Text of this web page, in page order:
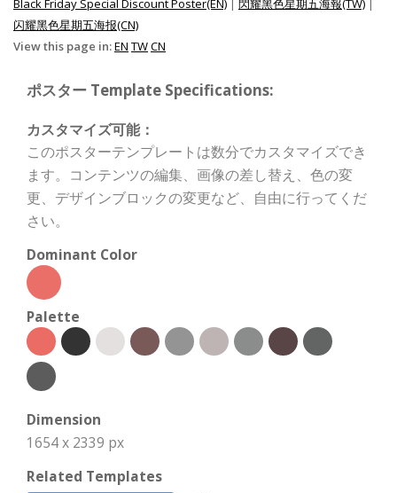
Black Friday Special Discount Poster(EN) | 閃耀黑色星期五海報(TW) |
闪耀黑色星期五海报(CN)
View this page in:EN TWCN
ポスター Template Specifications:
カスタマイズ可能：
このポスターテンプレートは数分でカスタマイズでき
ます。コンテンツの編集、画像の差し替え、色の変
更、デザインブロックの変更など、自由に行ってくだ
さい。
Dominant Color
Palette
Dimension
1654 x 2339 px
Related Templates